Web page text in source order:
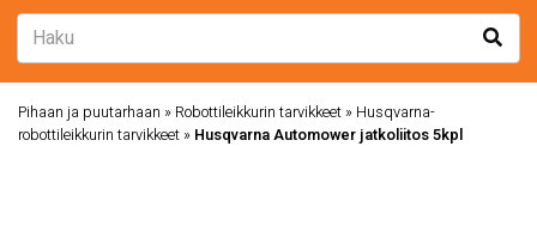
Pihaan ja puutarhaan » Robottileikkurin tarvikkeet » Husqvarna-
robottileikkurin tarvikkeet » Husqvarna Automower jatkoliitos 5kpl